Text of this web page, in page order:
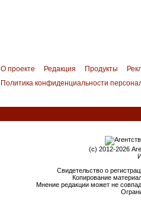
О проекте Редакция Продукты
Политика конфиденциальности
(c) 2012-2026
Свидетельство о
Копирование
Мнение редакции может не